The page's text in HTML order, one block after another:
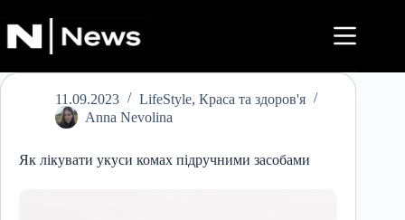
до
вмісту
11.09.2023 LifeStyle, Краса та здоров'я
Anna Nevolina
Як лікувати укуси комах підручними засобами